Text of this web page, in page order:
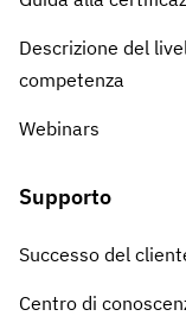
Descrizione del
competenza
Webinars
Supporto
Successo del
Centro di